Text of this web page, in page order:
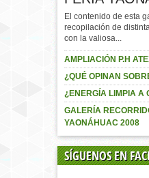
El contenido de esta
recopilación de
con la valiosa...
AMPLIACIÓN P.H
¿QUÉ OPINAN
¿ENERGÍA LIMPIA A
GALERÍA
YAONÁHUAC 2008
SÍGUENOS EN